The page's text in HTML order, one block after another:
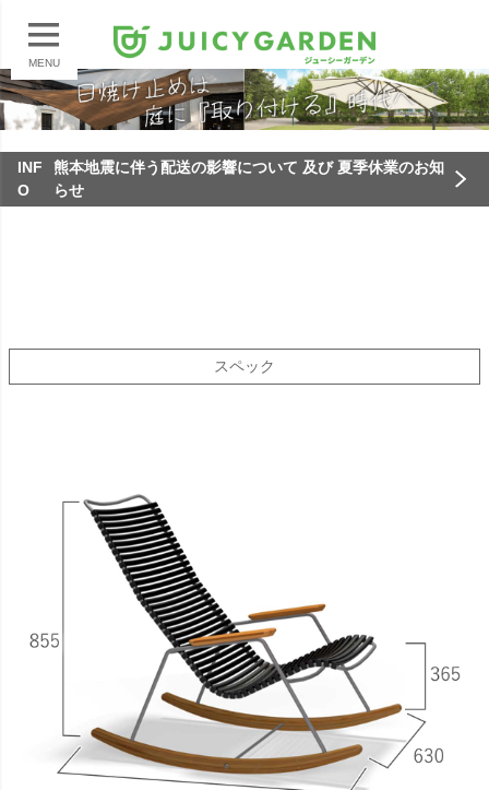
MENU
INF
O
熊本地震に伴う配送の影響について 及び 夏季休業のお知
らせ
スペック